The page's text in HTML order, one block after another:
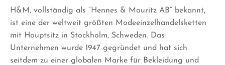
H&M, vollständig als “Hennes & Mauritz AB” bekannt,
ist eine der weltweit größten Modeeinzelhandelsketten
mit Hauptsitz in Stockholm, Schweden. Das
Unternehmen wurde 1947 gegründet und hat sich
seitdem zu einer globalen Marke für Bekleidung und